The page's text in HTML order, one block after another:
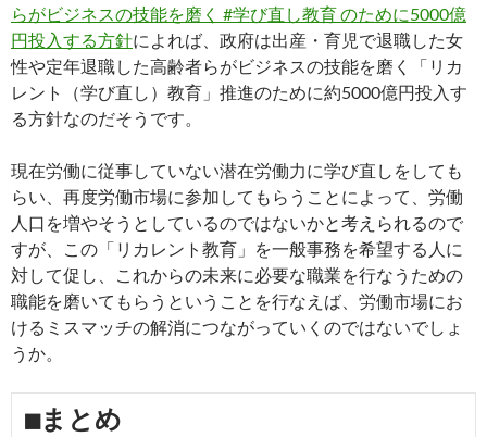
らがビジネスの技能を磨く #学び直し教育 のために5000億
円投入する方針によれば、政府は出産・育児で退職した女
性や定年退職した高齢者らがビジネスの技能を磨く「リカ
レント（学び直し）教育」推進のために約5000億円投入す
る方針なのだそうです。
現在労働に従事していない潜在労働力に学び直しをしても
らい、再度労働市場に参加してもらうことによって、労働
人口を増やそうとしているのではないかと考えられるので
すが、この「リカレント教育」を一般事務を希望する人に
対して促し、これからの未来に必要な職業を行なうための
職能を磨いてもらうということを行なえば、労働市場にお
けるミスマッチの解消につながっていくのではないでしょ
うか。
■まとめ